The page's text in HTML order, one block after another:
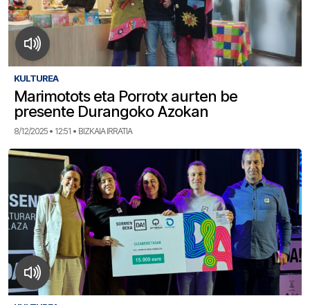
KULTUREA
Marimotots eta Porrotx aurten be
presente Durangoko Azokan
8/12/2025 • 12:51 • BIZKAIA IRRATIA